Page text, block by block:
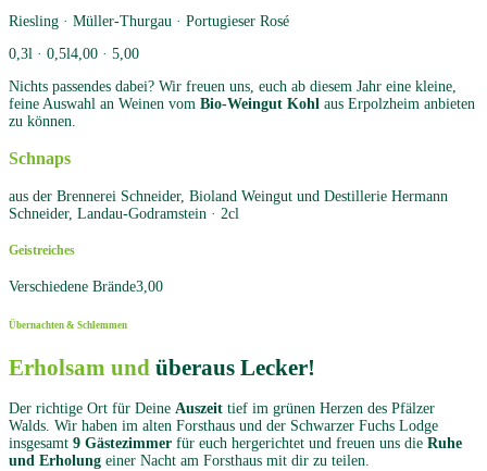
Riesling · Müller-Thurgau · Portugieser Rosé
0,3l · 0,5l4,00 · 5,00
Nichts passendes dabei? Wir freuen uns, euch ab diesem Jahr eine kleine,
feine Auswahl an Weinen vom Bio-Weingut Kohl aus Erpolzheim anbieten
zu können.
Schnaps
aus der Brennerei Schneider, Bioland Weingut und Destillerie Hermann
Schneider, Landau-Godramstein · 2cl
Geistreiches
Verschiedene Brände3,00
Übernachten & Schlemmen
Erholsam und überaus Lecker!
Der richtige Ort für Deine Auszeit tief im grünen Herzen des Pfälzer
Walds. Wir haben im alten Forsthaus und der Schwarzer Fuchs Lodge
insgesamt 9 Gästezimmer für euch hergerichtet und freuen uns die Ruhe
und Erholung einer Nacht am Forsthaus mit dir zu teilen.